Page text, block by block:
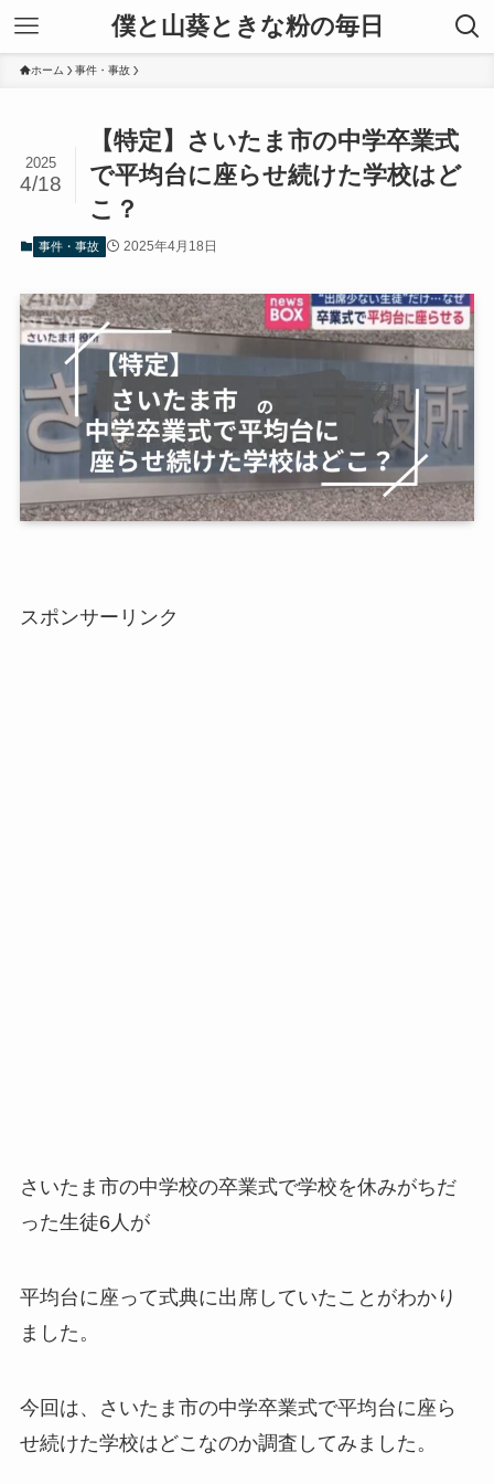
僕と山葵ときな粉の毎日
ホーム 事件・事故
【特定】さいたま市の中学卒業式
で平均台に座らせ続けた学校はど
こ？
2025
4/18
事件・事故 2025年4月18日
スポンサーリンク
さいたま市の中学校の卒業式で学校を休みがちだ
った生徒6人が
平均台に座って式典に出席していたことがわかり
ました。
今回は、さいたま市の中学卒業式で平均台に座ら
せ続けた学校はどこなのか調査してみました。